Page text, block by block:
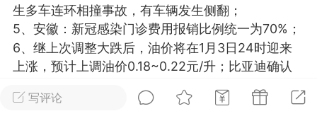
闪充小白罐
本/双效闪充，养出紧致小白脸！一、项
充小白罐 = 闪充大白肌（仪器）× 草本
产品）×极光嫩肤啫喱（产品）这是一套
护...写评论
生多车连环相撞事故，有车辆发生侧翻；
5、安徽：新冠感染门诊费用报销比例统一为70%；
6、继上次调整大跌后，油价将在1月3日24时迎来
上涨，预计上调油价0.18~0.22元/升；比亚迪确认
7、郑州12条新政：适度调整限购区域，执行“认贷